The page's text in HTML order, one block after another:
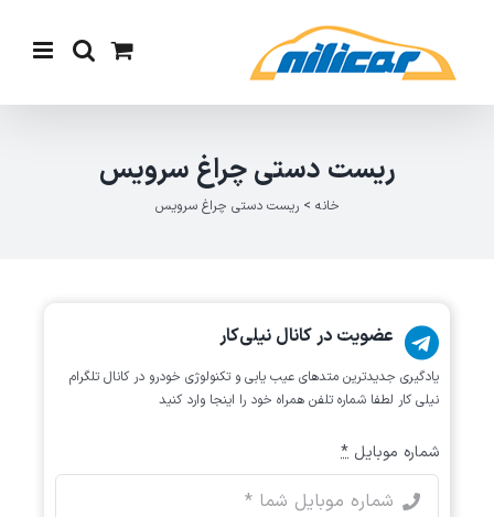
content
ریست دستی چراغ سرویس
خانه >ریست دستی چراغ سرویس
عضویت در کانال نیلی‌کار
یادگیری جدیدترین متد‌های عیب یابی‌ و تکنولوژی خودرو در کانال تلگرام
نیلی کار لطفا شماره تلفن همراه خود را اینجا وارد کنید
شماره موبایل *